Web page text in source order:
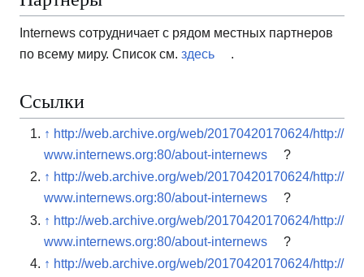
Internews сотрудничает с рядом местных партнеров
по всему миру. Список см. здесь .
Ссылки
↑ http://web.archive.org/web/20170420170624/http://
www.internews.org:80/about-internews
?
↑ http://web.archive.org/web/20170420170624/http://
www.internews.org:80/about-internews
?
↑ http://web.archive.org/web/20170420170624/http://
www.internews.org:80/about-internews
?
↑ http://web.archive.org/web/20170420170624/http://